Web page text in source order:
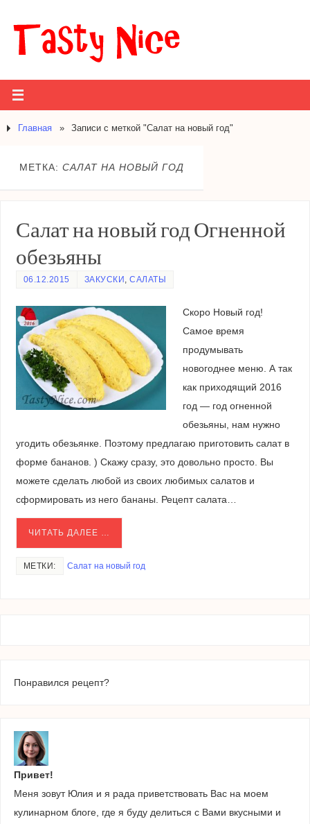
Главная » Записи с меткой "Салат на новый год"
МЕТКА: САЛАТ НА НОВЫЙ ГОД
Салат на новый год Огненной
обезьяны
06.12.2015 ЗАКУСКИ ,САЛАТЫ
Скоро Новый год!
Самое время
продумывать
новогоднее меню. А так
как приходящий 2016
год — год огненной
обезьяны, нам нужно
угодить обезьянке. Поэтому предлагаю приготовить салат в
форме бананов. ) Скажу сразу, это довольно просто. Вы
можете сделать любой из своих любимых салатов и
сформировать из него бананы. Рецепт салата…
ЧИТАТЬ ДАЛЕЕ …
МЕТКИ: Салат на новый год
Понравился рецепт?
Привет!
Меня зовут Юлия и я рада приветствовать Вас на моем
кулинарном блоге, где я буду делиться с Вами вкусными и